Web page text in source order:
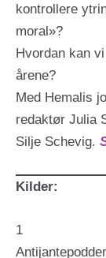
kontrollere
moral»?
Hvordan kan
årene?
Med Hemalis
redaktør Julia
Silje Schevig.
Kilder:
1